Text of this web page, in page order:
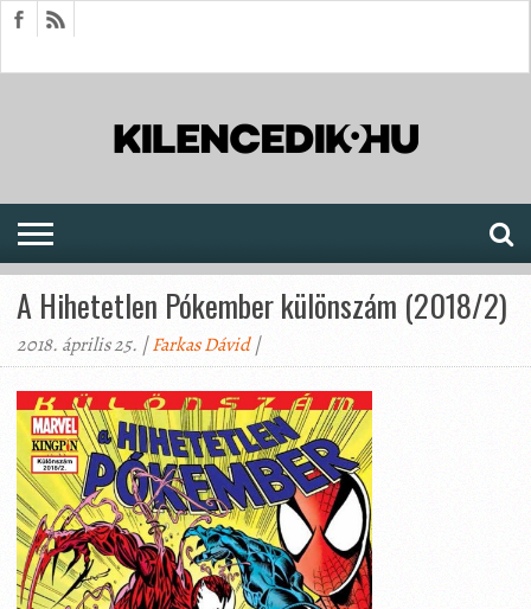
A Hihetetlen Pókember különszám (2018/2)
2018. április 25. |Farkas Dávid|